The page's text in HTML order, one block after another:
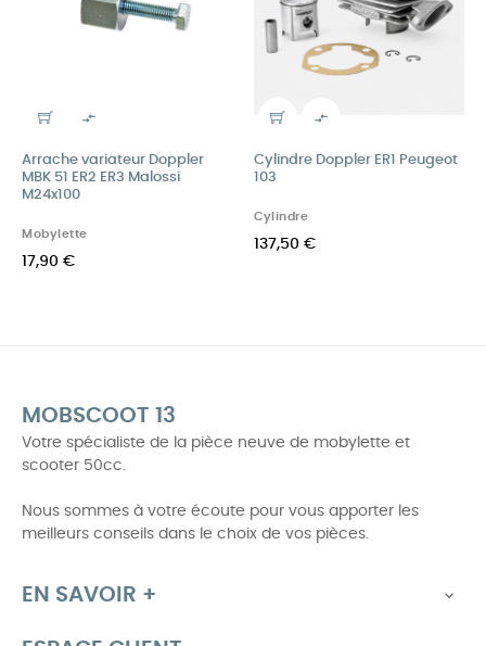

Arrache variateur Doppler
MBK 51 ER2 ER3 Malossi
M24x100
Mobylette
17,90 €

Cylindre Doppler ER1 Peugeot
103
Cylindre
137,50 €
MOBSCOOT 13
Votre spécialiste de la pièce neuve de mobylette et
scooter 50cc.
Nous sommes à votre écoute pour vous apporter les
meilleurs conseils dans le choix de vos pièces.
EN SAVOIR + 